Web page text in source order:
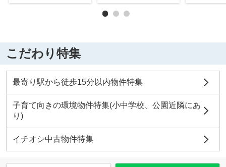
こだわり特集
最寄り駅から徒歩15分以内物件特集
子育て向きの環境物件特集(小中学校、公園近隣にあ
り)
イチオシ中古物件特集